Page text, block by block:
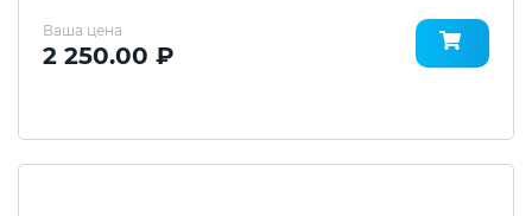
Ваша цена
2 250.00 ₽